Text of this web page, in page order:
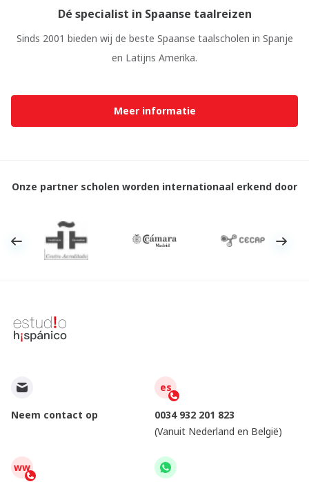
Dé specialist in Spaanse taalreizen
Sinds 2001 bieden wij de beste Spaanse taalscholen in Spanje
en Latijns Amerika.
Meer informatie
Onze partner scholen worden internationaal erkend door
Neem contact op
es
0034 932 201 823
(Vanuit Nederland en België)
ww